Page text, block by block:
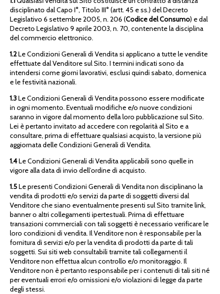
disciplinato dal Capo I°, Titolo III° (artt. 45 e ss.) del Decreto
Legislativo 6 settembre 2005, n. 206 (Codice del Consumo) e dal
Decreto Legislativo 9 aprile 2003, n. 70, contenente la disciplina
del commercio elettronico.
1.2Le Condizioni Generali di Vendita si applicano a tutte le vendite
effettuate dal Venditore sul Sito. I termini indicati sono da
intendersi come giorni lavorativi, esclusi quindi sabato, domenica
e le festività nazionali.
1.3Le Condizioni Generali di Vendita possono essere modificate
in ogni momento. Eventuali modifiche e/o nuove condizioni
saranno in vigore dal momento della loro pubblicazione sul Sito.
Lei è pertanto invitato ad accedere con regolarità al Sito e a
consultare, prima di effettuare qualsiasi acquisto, la versione più
aggiornata delle Condizioni Generali di Vendita.
1.4Le Condizioni Generali di Vendita applicabili sono quelle in
vigore alla data di invio dell’ordine di acquisto.
1.5Le presenti Condizioni Generali di Vendita non disciplinano la
vendita di prodotti e/o servizi da parte di soggetti diversi dal
Venditore che siano eventualmente presenti sul Sito tramite link,
banner o altri collegamenti ipertestuali. Prima di effettuare
transazioni commerciali con tali soggetti è necessario verificare le
loro condizioni di vendita. Il Venditore non è responsabile per la
fornitura di servizi e/o per la vendita di prodotti da parte di tali
soggetti. Sui siti web consultabili tramite tali collegamenti il
Venditore non effettua alcun controllo e/o monitoraggio. Il
Venditore non è pertanto responsabile per i contenuti di tali siti né
per eventuali errori e/o omissioni e/o violazioni di legge da parte
degli stessi.